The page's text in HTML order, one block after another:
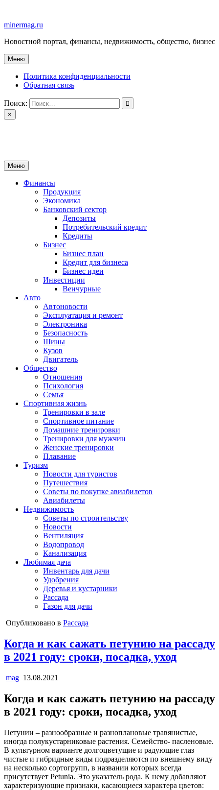
содержимому
minermag.ru
Новостной портал, финансы, недвижимость, общество, бизнес
Меню
Политика конфиденциальности
Обратная связь
Поиск:
×
Меню
Финансы
Продукция
Экономика
Банковский сектор
Депозиты
Потребительский кредит
Кредиты
Бизнес
Бизнес план
Кредит для бизнеса
Бизнес идеи
Инвестиции
Венчурные
Авто
Автоновости
Эксплуатация и ремонт
Электроника
Безопасность
Шины
Кузов
Двигатель
Общество
Отношения
Психология
Семья
Спортивная жизнь
Тренировки в зале
Спортивное питание
Домашние тренировки
Тренировки для мужчин
Женские тренировки
Плавание
Туризм
Новости для туристов
Путешествия
Советы по покупке авиабилетов
Авиабилеты
Недвижимость
Советы по строительству
Новости
Вентиляция
Водопровод
Канализация
Любимая дача
Инвентарь для дачи
Удобрения
Деревья и кустарники
Рассада
Газон для дачи
Опубликовано в Рассада
Когда и как сажать петунию на рассаду
в 2021 году: сроки, посадка, уход
mag 13.08.2021
Когда и как сажать петунию на рассаду
в 2021 году: сроки, посадка, уход
Петунии – разнообразные и разноплановые травянистые,
иногда полукустарниковые растения. Семейство- пасленовые.
В культурном варианте долгоцветущие и радующие глаз
чистые и гибридные виды подразделяются по внешнему виду
на несколько сортогрупп, в названии которых всегда
присутствует Petunia. Это указатель рода. К нему добавляют
характеризующие признаки, касающиеся характера цветов: